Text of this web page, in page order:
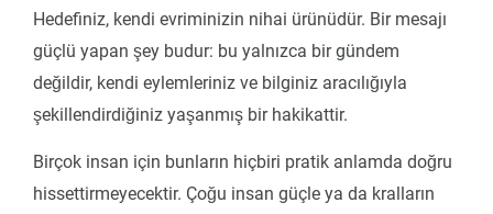
Hedefiniz, kendi evriminizin nihai ürünüdür. Bir mesajı
güçlü yapan şey budur: bu yalnızca bir gündem
değildir, kendi eylemleriniz ve bilginiz aracılığıyla
şekillendirdiğiniz yaşanmış bir hakikattir.
Birçok insan için bunların hiçbiri pratik anlamda doğru
hissettirmeyecektir. Çoğu insan güçle ya da kralların